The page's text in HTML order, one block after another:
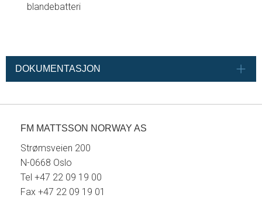
blandebatteri
DOKUMENTASJON
FM MATTSSON NORWAY AS
Strømsveien 200
N-0668 Oslo
Tel +47 22 09 19 00
Fax +47 22 09 19 01